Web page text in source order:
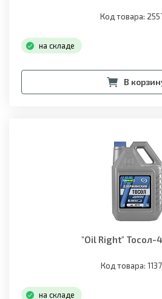
Код товара:
на складе
В
"Oil Right" Тосол-
Код товара:
на складе